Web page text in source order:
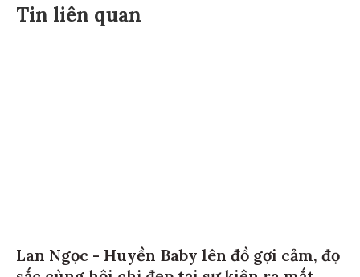
Tin liên quan
Lan Ngọc - Huyền Baby lên đồ gợi cảm, đọ